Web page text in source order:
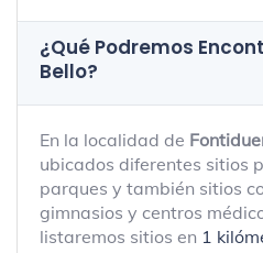
¿Qué Podremos
Bello?
En la localidad de
ubicados diferentes sitios
parques y también sitios
gimnasios y centros
listaremos sitios en 1